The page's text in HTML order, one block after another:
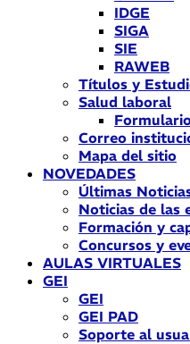
IDGE
SIGA
SIE
RAWEB
Títulos y
Salud laboral
Correo
Mapa del sitio
NOVEDADES
Últimas
Noticias de las
Formación y
Concursos y
AULAS VIRTUALES
GEI
GEI
GEI PAD
Soporte al